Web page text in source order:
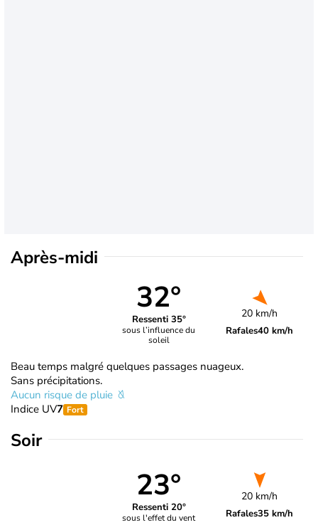
Après-midi
32°
Ressenti 35°
sous l’influence du
soleil
20 km/h
Rafales40 km/h
Beau temps malgré quelques passages nuageux.
Sans précipitations.
Aucun risque de pluie
Indice UV7 Fort
Soir
23°
Ressenti 20°
sous l'effet du vent
20 km/h
Rafales35 km/h